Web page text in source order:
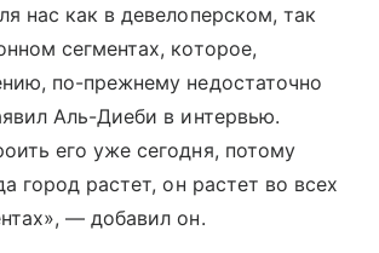
нас как в девелоперском, так
сегментах, которое,
по-прежнему недостаточно
Аль-Диеби в интервью.
его уже сегодня, потому
город растет, он растет во всех
— добавил он.